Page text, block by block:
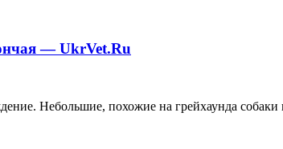
— UkrVet.Ru
Небольшие, похожие на грейхаунда